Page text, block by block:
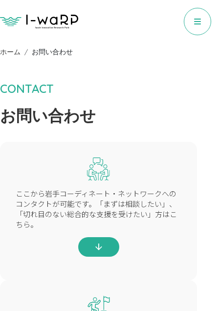
ホーム お問い合わせ
CONTACT
お問い合わせ
ここから岩手コーディネート・ネットワークへの
コンタクトが可能です。「まずは相談したい」、
「切れ目のない総合的な支援を受けたい」方はこ
ちら。
arrow_downward